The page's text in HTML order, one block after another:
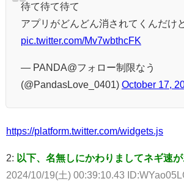
待て待て待て
アプリがどんどん消されてくんだけ
pic.twitter.com/Mv7wbthcFK
— PANDA@フォロー制限なう
(@PandasLove_0401) October 17,
https://platform.twitter.com/widgets.js
2: 以下、名無しにかわりましてネギ速
2024/10/19(土) 00:39:10.43